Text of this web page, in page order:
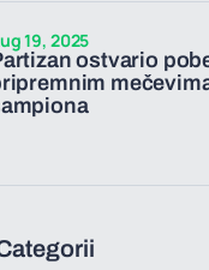
ostvario
19, 2025